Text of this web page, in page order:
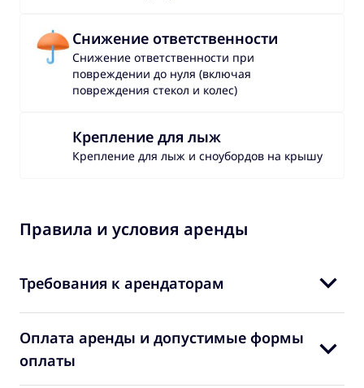
Снижение ответственности
Снижение ответственности при
повреждении до нуля (включая
повреждения стекол и колес)
Крепление для лыж
Крепление для лыж и сноубордов на крышу
Правила и условия аренды
Требования к арендаторам
Оплата аренды и допустимые формы
оплаты